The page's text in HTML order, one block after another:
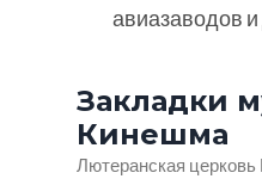
авиазаводов и
Закладки
Кинешма
Лютеранская